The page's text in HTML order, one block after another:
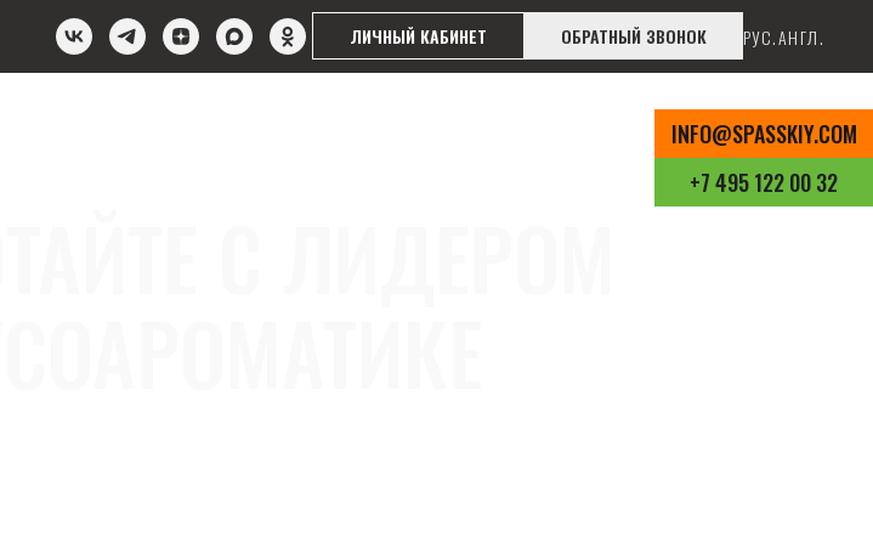
ЛИЧНЫЙ КАБИНЕТ ОБРАТНЫЙ ЗВОНОК РУС.АНГЛ.
INFO@SPASSKIY.COM
+7 495 122 00 32